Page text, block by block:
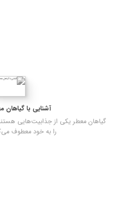
آشنایی با
گياهان معطر يكي از جذابيت‌هايي
را به خود معطوف